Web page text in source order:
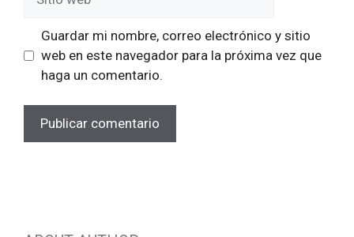
web
Guardar mi nombre, correo electrónico y sitio
web en este navegador para la próxima vez que
haga un comentario.